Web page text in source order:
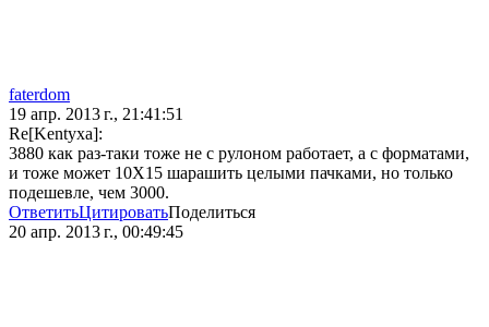
faterdom
19 апр. 2013 г., 21:41:51
Re[Kentyxa]:
3880 как раз-таки тоже не с рулоном работает, а с форматами,
и тоже может 10Х15 шарашить целыми пачками, но только
подешевле, чем 3000.
ОтветитьЦитироватьПоделиться
20 апр. 2013 г., 00:49:45